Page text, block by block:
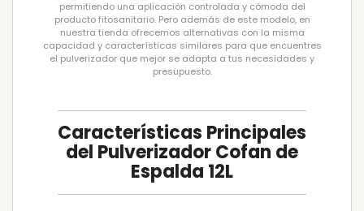
permitiendo una aplicación controlada y cómoda del
producto fitosanitario. Pero además de este modelo, en
nuestra tienda ofrecemos alternativas con la misma
capacidad y características similares para que encuentres
el pulverizador que mejor se adapta a tus necesidades y
presupuesto.
Características Principales
del Pulverizador Cofan de
Espalda 12L